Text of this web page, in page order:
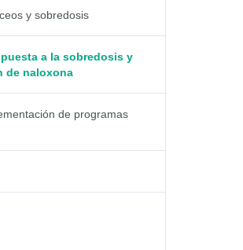
y sobredosis
a la sobredosis y
de naloxona
de programas